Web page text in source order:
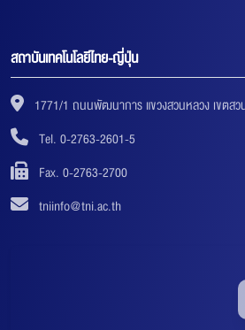
สถาบันเทคโนโลยีไทย-ญี่ปุ่น
1771/1 ถนนพัฒนาการ แขวงสวนหลวง เขตส
Tel. 0-2763-2601-5
Fax. 0-2763-2700
tniinfo@tni.ac.th